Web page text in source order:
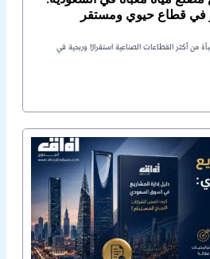
في قطاع حيوي ومستقر
من أكثر القطاعات الصناعية استقرارًا وربحية في